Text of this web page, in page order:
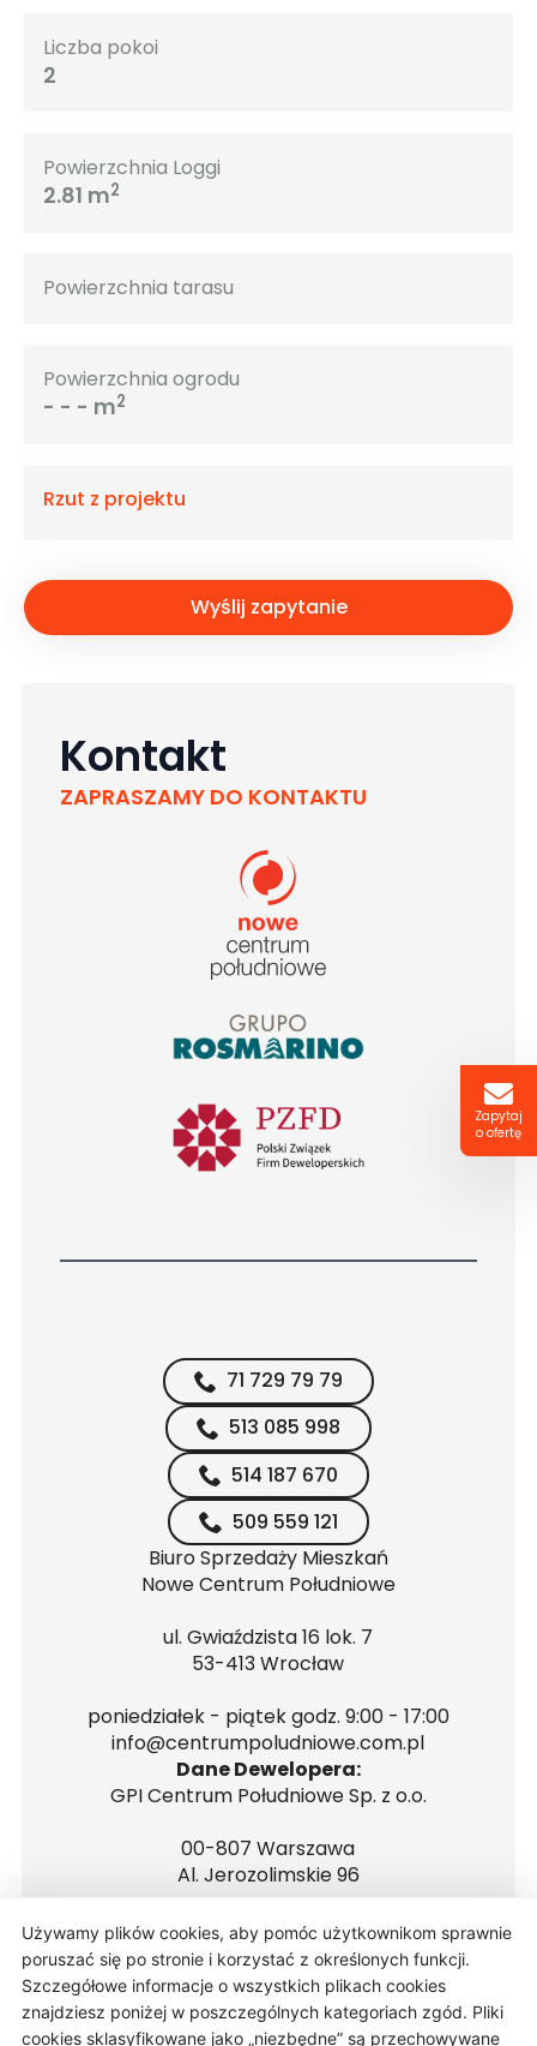
Zapytaj
o ofertę
Liczba pokoi
2
Powierzchnia Loggi
2.81 m2
Powierzchnia tarasu
Powierzchnia ogrodu
- - - m2
Rzut z projektu
Wyślij zapytanie
Kontakt
ZAPRASZAMY DO KONTAKTU
71 729 79 79
513 085 998
514 187 670
509 559 121
Biuro Sprzedaży Mieszkań
Nowe Centrum Południowe
ul. Gwiaździsta 16 lok. 7
53-413 Wrocław
poniedziałek - piątek godz. 9:00 - 17:00
info@centrumpoludniowe.com.pl
Dane Dewelopera:
GPI Centrum Południowe Sp. z o.o.
00-807 Warszawa
Al. Jerozolimskie 96
NIP 5272681560
REGON 146223646
Używamy plików cookies, aby pomóc użytkownikom sprawnie
poruszać się po stronie i korzystać z określonych funkcji.
Szczegółowe informacje o wszystkich plikach cookies
znajdziesz poniżej w poszczególnych kategoriach zgód. Pliki
cookies sklasyfikowane jako „niezbędne” są przechowywane